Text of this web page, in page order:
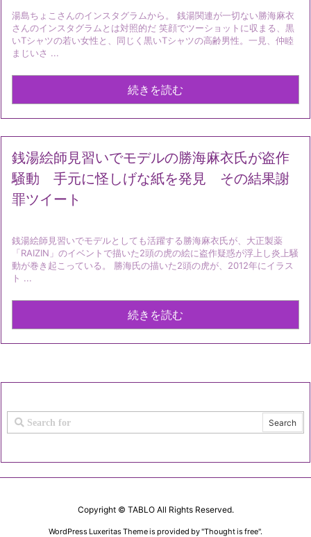
湯島ちょこさんのインスタグラムから。 銭湯関連が一切ない勝海麻衣
さんのインスタグラムとは対照的だ 笑顔でツーショットに収まる、黒
いTシャツの若い女性と、同じく黒いTシャツの高齢男性。一見、仲睦
まじいさ ...
続きを読む
銭湯絵師見習いでモデルの勝海麻衣氏が盗作
騒動 手元に怪しげな紙を発見 その結果謝
罪ツイート
銭湯絵師見習いでモデルとしても活躍する勝海麻衣氏が、大正製薬
「RAIZIN」のイベントで描いた2頭の虎の絵に盗作疑惑が浮上し炎上騒
動が巻き起こっている。 勝海氏の描いた2頭の虎が、2012年にイラス
ト ...
続きを読む
Copyright © TABLOAll Rights Reserved.
WordPress Luxeritas Theme is provided by "Thought is free".